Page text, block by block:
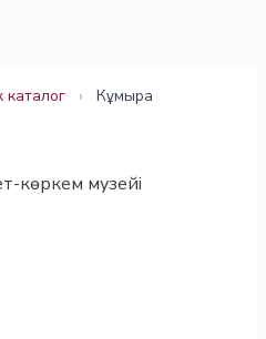
каталог › Кұмыра
көркем музейі